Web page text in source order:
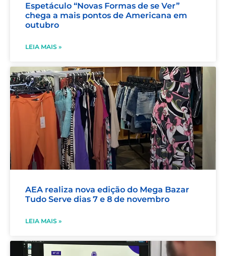
Espetáculo “Novas Formas de se Ver”
chega a mais pontos de Americana em
outubro
LEIA MAIS »
AEA realiza nova edição do Mega Bazar
Tudo Serve dias 7 e 8 de novembro
LEIA MAIS »